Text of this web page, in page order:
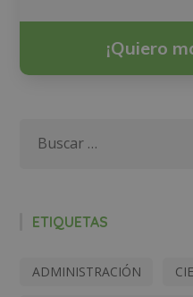
¡Quiero
ETIQUETAS
ADMINISTRACIÓN